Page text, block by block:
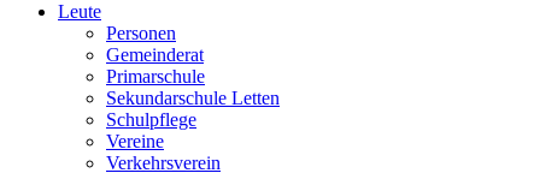
Leute
Personen
Gemeinderat
Primarschule
Sekundarschule Letten
Schulpflege
Vereine
Verkehrsverein